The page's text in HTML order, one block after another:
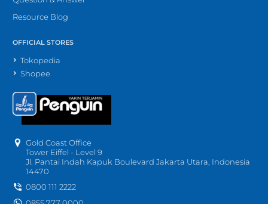
Resource Blog
OFFICIAL STORES
Tokopedia
Shopee
Gold Coast Office
Tower Eiffel - Level 9
Jl. Pantai Indah Kapuk Boulevard Jakarta Utara, Indonesia
14470
0800 111 2222